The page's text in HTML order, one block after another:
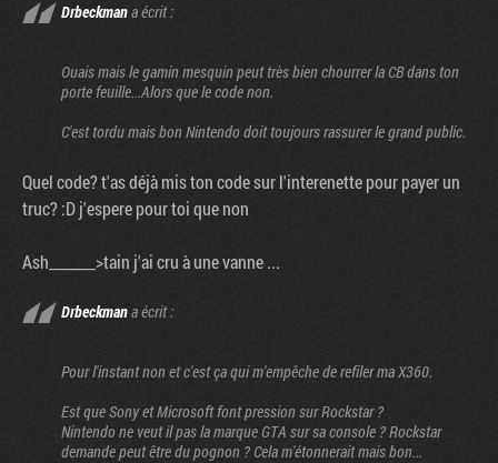
Drbeckmana écrit :
Ouais mais le gamin mesquin peut très bien chourrer la CB dans ton
porte feuille...Alors que le code non.
C'est tordu mais bon Nintendo doit toujours rassurer le grand public.
Quel code? t'as déjà mis ton code sur l'interenette pour payer un
truc? :D j'espere pour toi que non
Ash_______>tain j'ai cru à une vanne ...
Drbeckmana écrit :
Pour l'instant non et c'est ça qui m'empêche de refiler ma X360.
Est que Sony et Microsoft font pression sur Rockstar ?
Nintendo ne veut il pas la marque GTA sur sa console ? Rockstar
demande peut être du pognon ? Cela m'étonnerait mais bon...